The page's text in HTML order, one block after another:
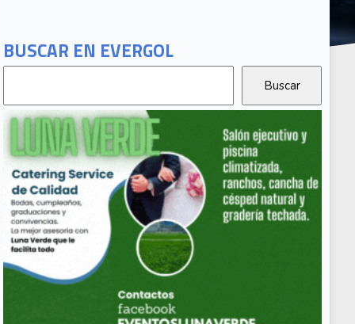
BUSCAR EN EVERGOL